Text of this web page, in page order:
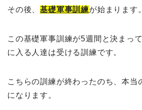
その後、基礎軍事訓練が始まります。
この基礎軍事訓練が5週間と決まっ
に入る人達は受ける訓練です。
こちらの訓練が終わったのち、本当
になります。